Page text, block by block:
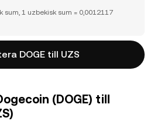
sum, 1 uzbekisk sum = 0,0012117
DOGE till UZS
(DOGE) till